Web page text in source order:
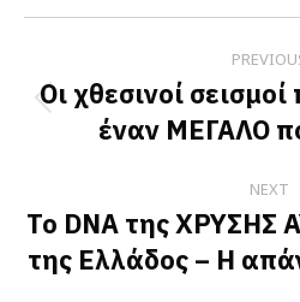
navigation
Οι χθεσινοί
έναν ΜΕΓΑΛΟ
NEXT
Το DNA της ΧΡΥΣΗΣ
της Ελλάδος – Η